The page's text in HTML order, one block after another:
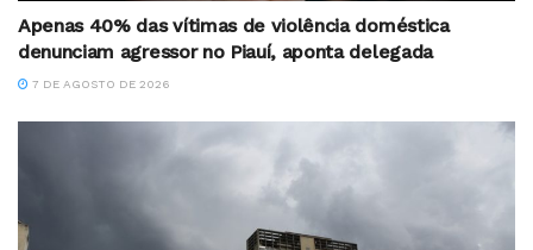
Apenas 40% das vítimas de violência doméstica
denunciam agressor no Piauí, aponta delegada
7 DE AGOSTO DE 2026